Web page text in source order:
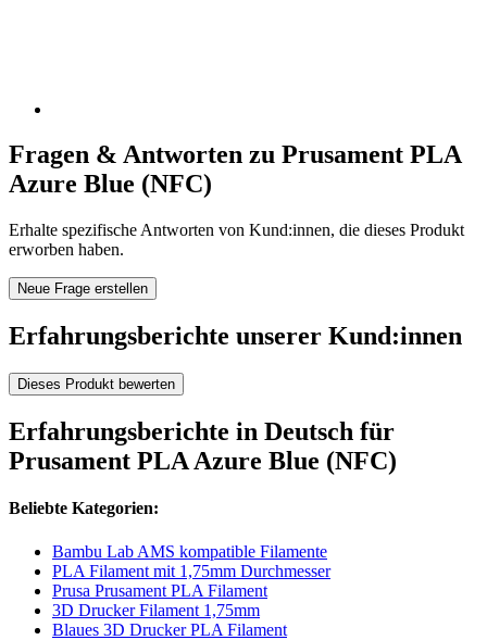
Fragen & Antworten zu Prusament PLA
Azure Blue (NFC)
Erhalte spezifische Antworten von Kund:innen, die dieses Produkt
erworben haben.
Neue Frage erstellen
Erfahrungsberichte unserer Kund:innen
Dieses Produkt bewerten
Erfahrungsberichte in Deutsch für
Prusament PLA Azure Blue (NFC)
Beliebte Kategorien:
Bambu Lab AMS kompatible Filamente
PLA Filament mit 1,75mm Durchmesser
Prusa Prusament PLA Filament
3D Drucker Filament 1,75mm
Blaues 3D Drucker PLA Filament